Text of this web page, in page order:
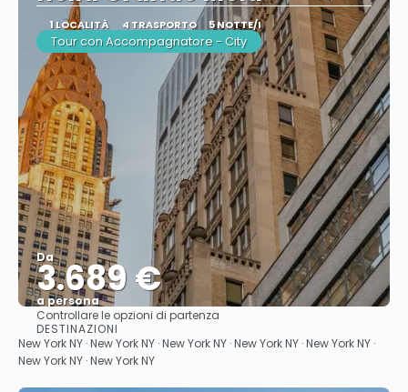
1 LOCALITÀ 4 TRASPORTO 5 NOTTE/I
Tour con Accompagnatore - City
Da
3.689 €
a persona
Vedere
Controllare le opzioni di partenza
DESTINAZIONI
New York NY · New York NY · New York NY · New York NY · New York NY ·
New York NY · New York NY